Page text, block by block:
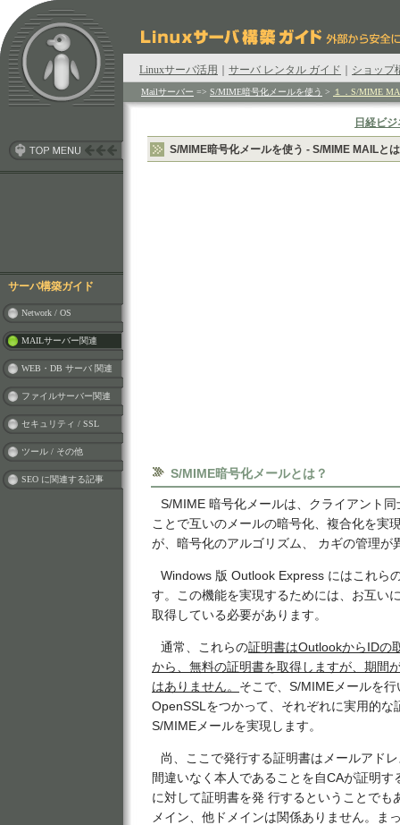
Linuxサーバ活用 サーバ レンタル ガイド ショップ
Mailサーバー => S/MIME暗号化メールを使う > １．S/MIME
日経ビ
サーバ構築ガイド
Network / OS
MAILサーバー関連
WEB・DB サーバ 関連
ファイルサーバー関連
セキュリティ / SSL
ツール / その他
SEO に関連する記事
S/MIME暗号化メールを使う - S/MIME MAILとは
S/MIME暗号化メールとは？
S/MIME 暗号化メールは、クライアント
ことで互いのメールの暗号化、複合化を実
が、暗号化のアルゴリズム、 カギの管理が
Windows 版 Outlook Express にはこれら
す。この機能を実現するためには、お互い
取得している必要があります。
通常、これらの証明書はOutlookからIDの
から、無料の証明書を取得しますが、期間
はありません。 そこで、S/MIMEメールを
OpenSSLをつかって、それぞれに実用的な
S/MIMEメールを実現します。
尚、ここで発行する証明書はメールアド
間違いなく本人であることを自CAが証明
に対して証明書を発 行するということでも
メイン、他ドメインは関係ありません。ま